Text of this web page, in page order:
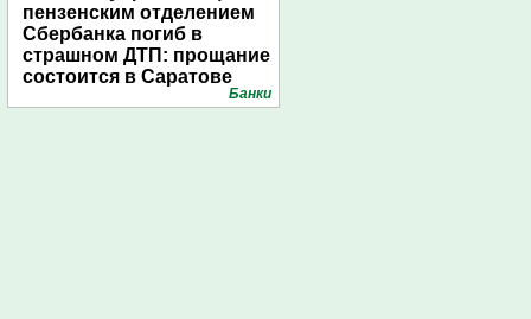
пензенским отделением
Сбербанка погиб в
страшном ДТП: прощание
состоится в Саратове
Банки